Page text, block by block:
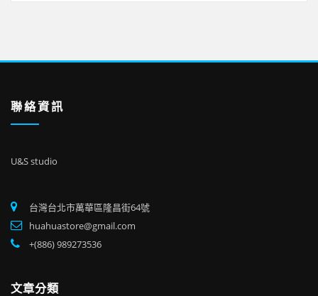
聯絡資訊
U&S studio
台灣台北市萬華區隆昌街64號
huahuastore@gmail.com
+(886) 989273536
文章分類